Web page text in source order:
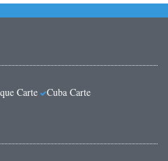
Carte Cuba Carte